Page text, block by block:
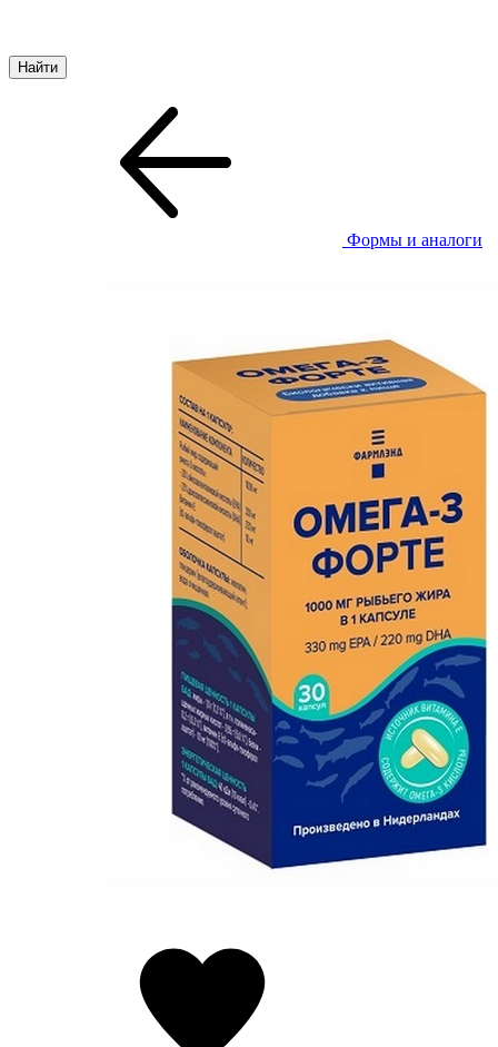
Формы и аналоги